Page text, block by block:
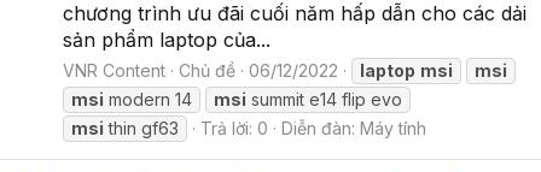
chương trình ưu đãi cuối năm hấp dẫn cho các dải
sản phẩm laptop của...
VNR Content Chủ đề 06/12/2022 laptop msi
msi
msi modern 14 msi summit e14 flip evo
msi thin gf63 Trả lời: 0 Diễn đàn: Máy tính